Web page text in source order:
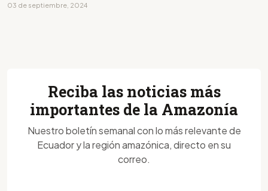
03 de septiembre, 2024
Reciba las noticias más
importantes de la Amazonía
Nuestro boletín semanal con lo más relevante de
Ecuador y la región amazónica, directo en su
correo.